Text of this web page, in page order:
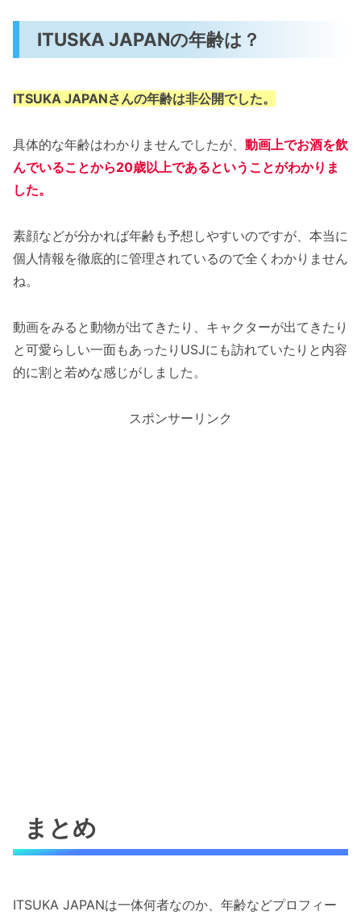
ITUSKA JAPANの年齢は？
ITSUKA JAPANさんの年齢は非公開でした。
具体的な年齢はわかりませんでしたが、 動画上でお酒を飲
んでいることから20歳以上であるということがわかりま
した。
素顔などが分かれば年齢も予想しやすいのですが、本当に
個人情報を徹底的に管理されているので全くわかりません
ね。
動画をみると動物が出てきたり、キャクターが出てきたり
と可愛らしい一面もあったりUSJにも訪れていたりと内容
的に割と若めな感じがしました。
スポンサーリンク
まとめ
ITSUKA JAPANは一体何者なのか、年齢などプロフィー